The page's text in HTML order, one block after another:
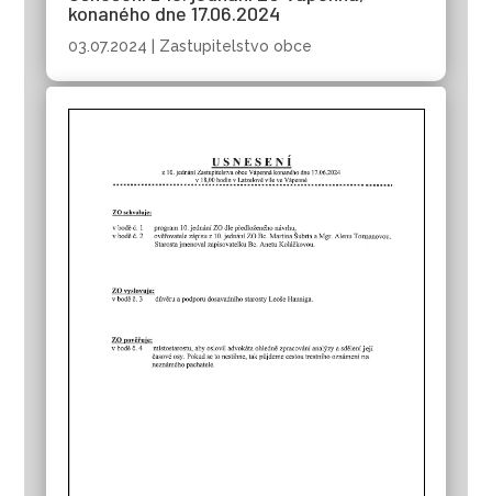
konaného dne 17.06.2024
03.07.2024 Zastupitelstvo obce